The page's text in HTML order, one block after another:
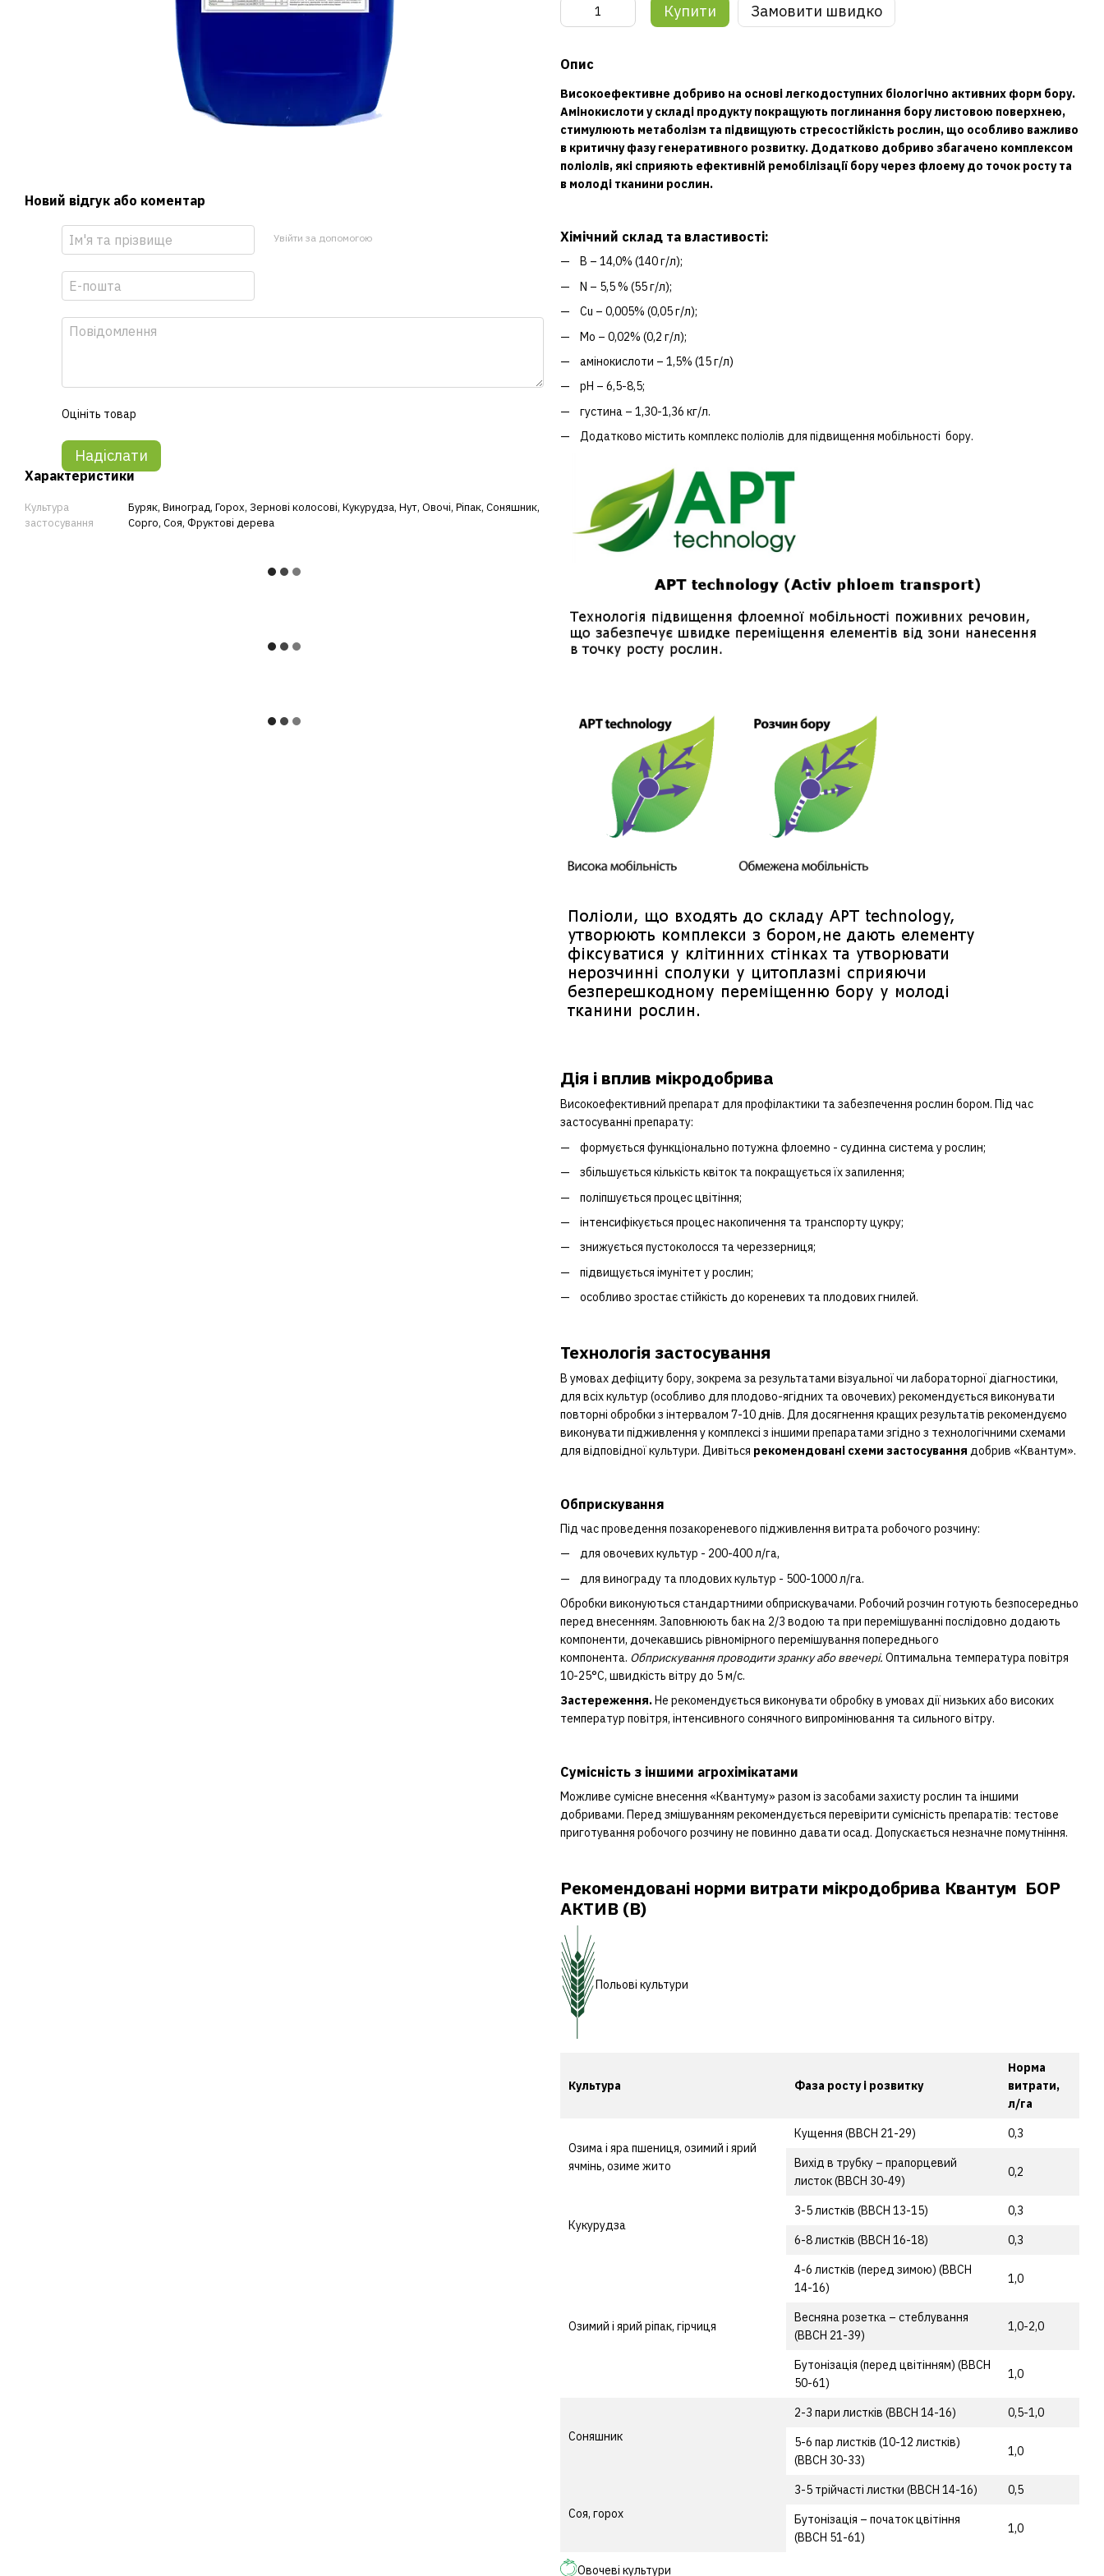
Новий відгук або коментар
Увійти за допомогою
Оцініть товар
Надіслати
Характеристики
Культура
застосування
Буряк, Виноград, Горох, Зернові колосові, Кукурудза, Нут, Овочі, Ріпак, Соняшник,
Сорго, Соя, Фруктові дерева
Купити Замовити швидко
Опис
Високоефективне добриво на основі легкодоступних біологічно активних форм бору.
Амінокислоти у складі продукту покращують поглинання бору листовою поверхнею,
стимулюють метаболізм та підвищують стресостійкість рослин, що особливо важливо
в критичну фазу генеративного розвитку. Додатково добриво збагачено комплексом
поліолів, які сприяють ефективній ремобілізації бору через флоему до точок росту та
в молоді тканини рослин.
Хімічний склад та властивості:
B – 14,0% (140 г/л);
N – 5,5 % (55 г/л);
Cu – 0,005% (0,05 г/л);
Mo – 0,02% (0,2 г/л);
амінокислоти – 1,5% (15 г/л)
рН – 6,5-8,5;
густина – 1,30-1,36 кг/л.
Додатково містить комплекс поліолів для підвищення мобільності бору.
Дія і вплив мікродобрива
Високоефективний препарат для профілактики та забезпечення рослин бором. Під час
застосуванні препарату:
формується функціонально потужна флоемно - судинна система у рослин;
збільшується кількість квіток та покращується їх запилення;
поліпшується процес цвітіння;
інтенсифікується процес накопичення та транспорту цукру;
знижується пустоколосся та череззерниця;
підвищується імунітет у рослин;
особливо зростає стійкість до кореневих та плодових гнилей.
Технологія застосування
В умовах дефіциту бору, зокрема за результатами візуальної чи лабораторної діагностики,
для всіх культур (особливо для плодово-ягідних та овочевих) рекомендується виконувати
повторні обробки з інтервалом 7-10 днів. Для досягнення кращих результатів рекомендуємо
виконувати підживлення у комплексі з іншими препаратами згідно з технологічними схемами
для відповідної культури. Дивіться рекомендовані схеми застосування добрив «Квантум».
Обприскування
Під час проведення позакореневого підживлення витрата робочого розчину:
для овочевих культур - 200-400 л/га,
для винограду та плодових культур - 500-1000 л/га.
Обробки виконуються стандартними обприскувачами. Робочий розчин готують безпосередньо
перед внесенням. Заповнюють бак на 2/3 водою та при перемішуванні послідовно додають
компоненти, дочекавшись рівномірного перемішування попереднього
компонента. Обприскування проводити зранку або ввечері. Оптимальна температура повітря
10-25°С, швидкість вітру до 5 м/с.
Застереження. Не рекомендується виконувати обробку в умовах дії низьких або високих
температур повітря, інтенсивного сонячного випромінювання та сильного вітру.
Сумісність з іншими агрохімікатами
Можливе сумісне внесення «Квантуму» разом із засобами захисту рослин та іншими
добривами. Перед змішуванням рекомендується перевірити сумісність препаратів: тестове
приготування робочого розчину не повинно давати осад. Допускається незначне помутніння.
Рекомендовані норми витрати мікродобрива Квантум БОР
АКТИВ (В)
Польові культури
Культура Фаза росту і розвитку
Норма
витрати,
л/га
Озима і яра пшениця, озимий і ярий
ячмінь, озиме жито
Кущення (ВВСН 21-29)
0,3
Вихід в трубку – прапорцевий
листок (ВВСН 30-49)
0,2
Кукурудза
3-5 листків (ВВСН 13-15)
0,3
6-8 листків (ВВСН 16-18)
0,3
Озимий і ярий ріпак, гірчиця
4-6 листків (перед зимою) (ВВСН
14-16)
1,0
Весняна розетка – стеблування
(ВВСН 21-39)
1,0-2,0
Бутонізація (перед цвітінням) (ВВСН
50-61)
1,0
Соняшник
2-3 пари листків (ВВСН 14-16)
0,5-1,0
5-6 пар листків (10-12 листків)
(ВВСН 30-33)
1,0
Соя, горох
3-5 трійчасті листки (ВВСН 14-16)
0,5
Бутонізація – початок цвітіння
(ВВСН 51-61)
1,0
Овочеві культури